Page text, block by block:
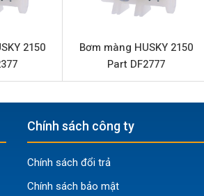
2150
Bơm màng HUSKY 2150
Part DF2777
Chính sách công ty
Chính sách đổi trả
Chính sách bảo mật